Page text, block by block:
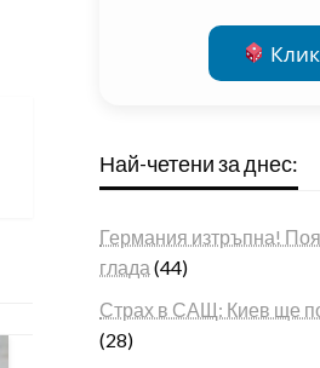
Най-четени за днес:
Германия изтръпна!
глада (44)
Страх в САЩ: Киев ще
(28)